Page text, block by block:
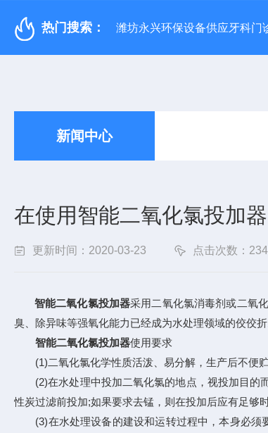
热门搜索： 潍坊永兴环保设备供应牙科门
新闻中心
在使用智能二氧化氯投加
更新时间：2020-03-23 点击次数：
智能二氧化氯投加器采用二氧化氯消毒剂或二氧
臭、除异味等强氧化能力已经成为水处理领域的佼佼
智能二氧化氯投加器使用要求
(1)二氧化氯化学性质活泼、易分解，生产后不便贮
(2)在水处理中投加二氧化氯的地点，视投加目的而
性炭过滤前投加;如果要求去锰，则在投加后应有足够
(3)在水处理设备的建设和运转过程中，本身必须